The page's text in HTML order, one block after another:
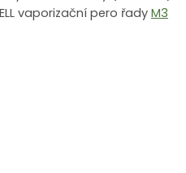
vaporizační pero řady M3